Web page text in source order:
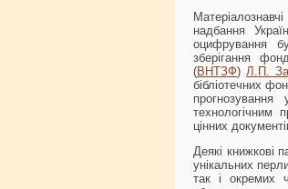
надбання
оцифрування
зберігання
(ВНТЗФ) Л.П.
бібліотечних
прогнозування
технологічним
цінних
Деякі книжкові
унікальних
так і окремих